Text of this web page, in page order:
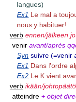
langues)
Ex1 Le mal a
nous y habituer!
verb ennen/jälkeen
venir avant/après
Syn suivre (=venir
Ex1 Dans l'ordre
Ex2 Le K vient
verb ikään/
atteindre + objet